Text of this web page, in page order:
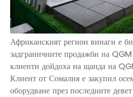
Африканският регион винаги е
задграничните продажби на
клиенти дойдоха на щанда на
Клиент от Сомалия е закупил
оборудване през последните